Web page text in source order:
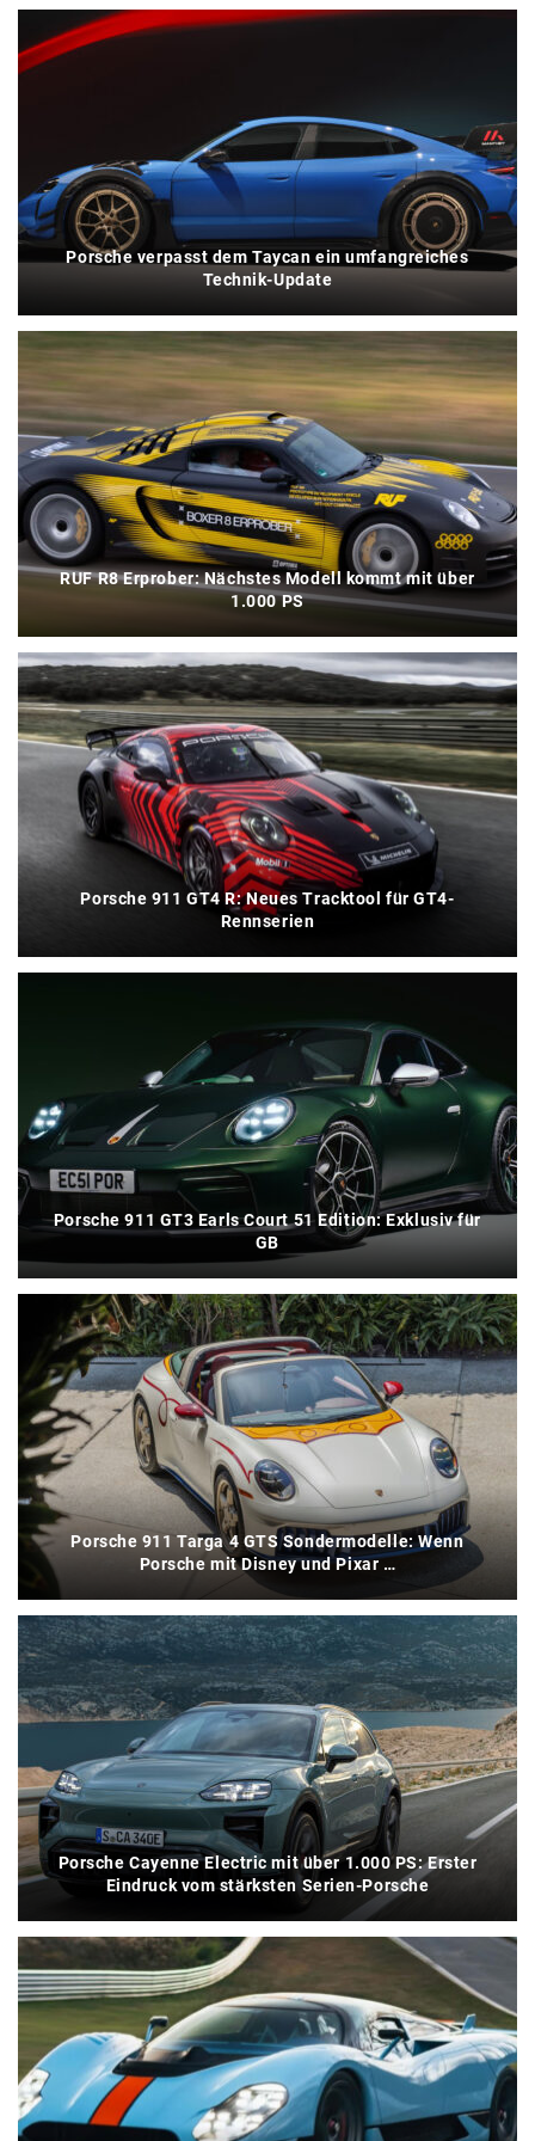
Porsche verpasst dem Taycan ein umfangreiches
Technik-Update
RUF R8 Erprober: Nächstes Modell kommt mit über
1.000 PS
Porsche 911 GT4 R: Neues Tracktool für GT4-
Rennserien
Porsche 911 GT3 Earls Court 51 Edition: Exklusiv für
GB
Porsche 911 Targa 4 GTS Sondermodelle: Wenn
Porsche mit Disney und Pixar …
Porsche Cayenne Electric mit über 1.000 PS: Erster
Eindruck vom stärksten Serien-Porsche